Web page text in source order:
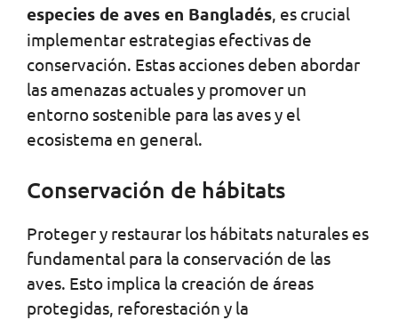
especies de aves en Bangladés, es crucial
implementar estrategias efectivas de
conservación. Estas acciones deben abordar
las amenazas actuales y promover un
entorno sostenible para las aves y el
ecosistema en general.
Conservación de hábitats
Proteger y restaurar los hábitats naturales es
fundamental para la conservación de las
aves. Esto implica la creación de áreas
protegidas, reforestación y la